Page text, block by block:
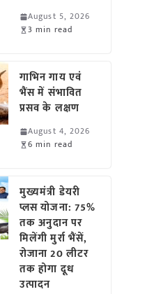
August 5, 2026
3 min read
गाभिन गाय एवं
भैंस में संभावित
प्रसव के लक्षण
August 4, 2026
6 min read
मुख्यमंत्री डेयरी
प्लस योजना: 75%
तक अनुदान पर
मिलेंगी मुर्रा भैंसें,
रोजाना 20 लीटर
तक होगा दूध
उत्पादन